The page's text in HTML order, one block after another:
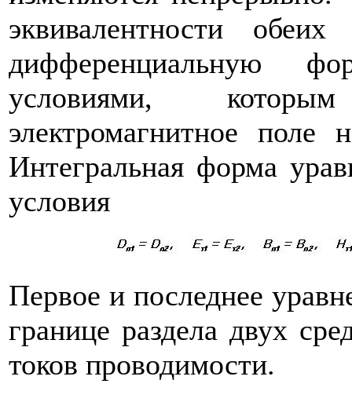
эквивалентности
дифференциальную
условиями,
электромагнитное поле
Интегральная форма
условия
Первое и последнее
границе раздела двух
токов проводимости.